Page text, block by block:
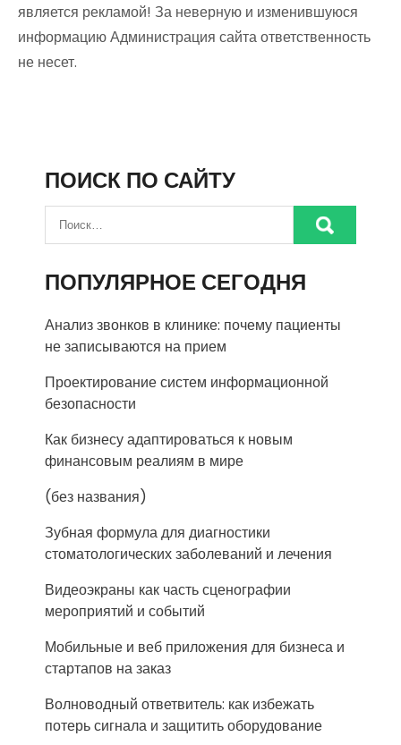
является рекламой! За неверную и изменившуюся
информацию Администрация сайта ответственность
не несет.
ПОИСК ПО САЙТУ
ПОПУЛЯРНОЕ СЕГОДНЯ
Анализ звонков в клинике: почему пациенты
не записываются на прием
Проектирование систем информационной
безопасности
Как бизнесу адаптироваться к новым
финансовым реалиям в мире
(без названия)
Зубная формула для диагностики
стоматологических заболеваний и лечения
Видеоэкраны как часть сценографии
мероприятий и событий
Мобильные и веб приложения для бизнеса и
стартапов на заказ
Волноводный ответвитель: как избежать
потерь сигнала и защитить оборудование